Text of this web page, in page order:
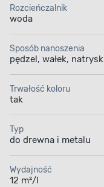
Rozcieńczalnik
woda
Sposób nanoszenia
pędzel, wałek, natrysk
Trwałość koloru
tak
Typ
do drewna i metalu
Wydajność
12 m²/l